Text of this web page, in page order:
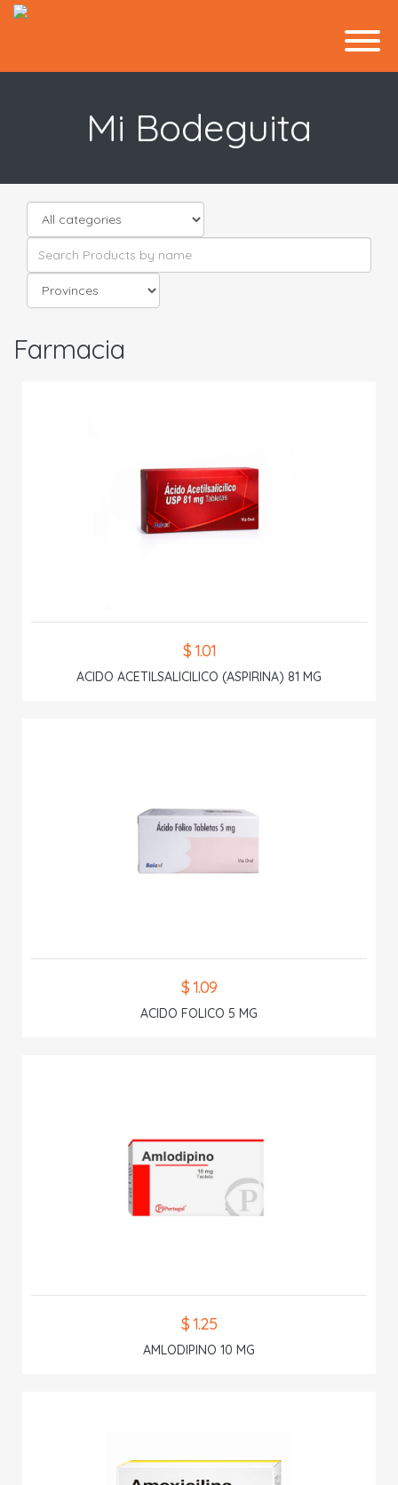
Mi Bodeguita
Farmacia
$ 1.01
ACIDO ACETILSALICILICO (ASPIRINA) 81 MG
$ 1.09
ACIDO FOLICO 5 MG
$ 1.25
AMLODIPINO 10 MG